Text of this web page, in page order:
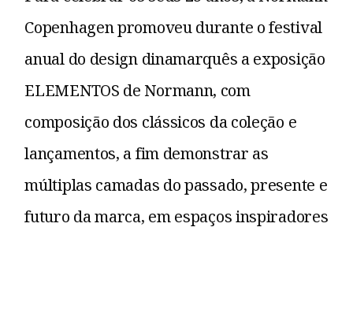
Copenhagen promoveu durante o festival
anual do design dinamarquês a exposição
ELEMENTOS de Normann, com
composição dos clássicos da coleção e
lançamentos, a fim demonstrar as
múltiplas camadas do passado, presente e
futuro da marca, em espaços inspiradores